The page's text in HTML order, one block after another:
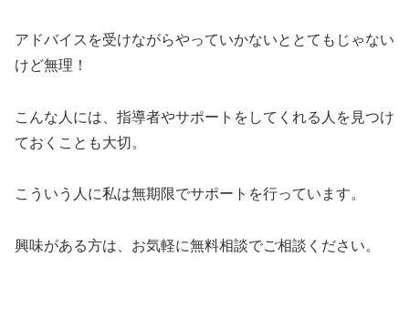
アドバイスを受けながらやっていかないととてもじゃない
けど無理！
こんな人には、指導者やサポートをしてくれる人を見つけ
ておくことも大切。
こういう人に私は無期限でサポートを行っています。
興味がある方は、お気軽に無料相談でご相談ください。